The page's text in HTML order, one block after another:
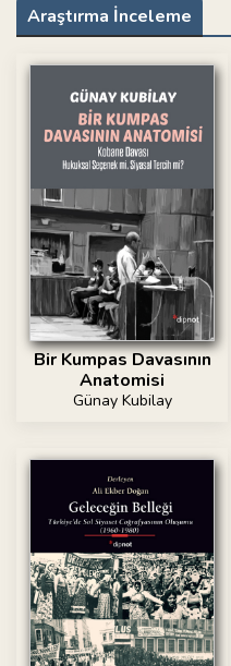
Araştırma İnceleme
Bir Kumpas Davasının
Anatomisi
Günay Kubilay